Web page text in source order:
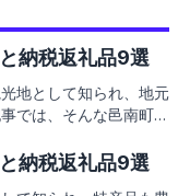
納税返礼品9選
地として知られ、地元
では、そんな邑南町の
、心温まる返礼品の
納税返礼品9選